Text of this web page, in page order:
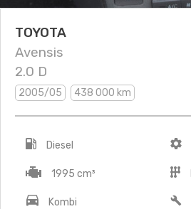
TOYOTA
Avensis
2.0 D
2005/05 438 000 km
Diesel
1995 cm³
Kombi